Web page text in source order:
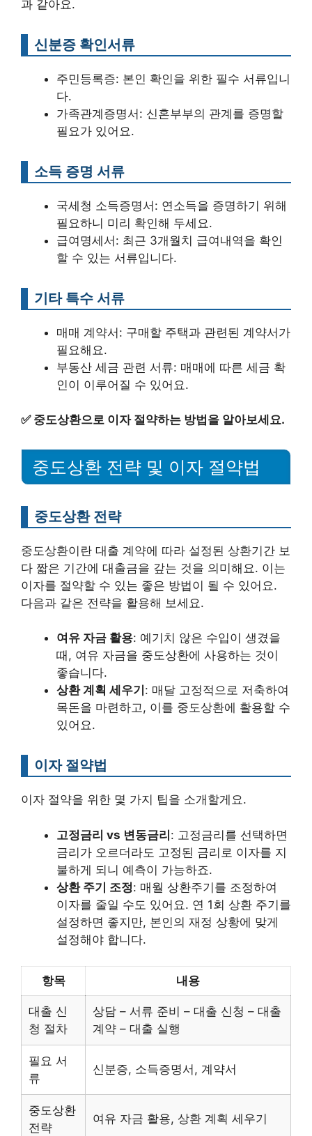
과 같아요.
신분증 확인서류
주민등록증: 본인 확인을 위한 필수 서류입니
다.
가족관계증명서: 신혼부부의 관계를 증명할
필요가 있어요.
소득 증명 서류
국세청 소득증명서: 연소득을 증명하기 위해
필요하니 미리 확인해 두세요.
급여명세서: 최근 3개월치 급여내역을 확인
할 수 있는 서류입니다.
기타 특수 서류
매매 계약서: 구매할 주택과 관련된 계약서가
필요해요.
부동산 세금 관련 서류: 매매에 따른 세금 확
인이 이루어질 수 있어요.
✅ 중도상환으로 이자 절약하는 방법을 알아보세요.
중도상환 전략 및 이자 절약법
중도상환 전략
중도상환이란 대출 계약에 따라 설정된 상환기간 보
다 짧은 기간에 대출금을 갚는 것을 의미해요. 이는
이자를 절약할 수 있는 좋은 방법이 될 수 있어요.
다음과 같은 전략을 활용해 보세요.
여유 자금 활용: 예기치 않은 수입이 생겼을
때, 여유 자금을 중도상환에 사용하는 것이
좋습니다.
상환 계획 세우기 : 매달 고정적으로 저축하여
목돈을 마련하고, 이를 중도상환에 활용할 수
있어요.
이자 절약법
이자 절약을 위한 몇 가지 팁을 소개할게요.
고정금리 vs 변동금리: 고정금리를 선택하면
금리가 오르더라도 고정된 금리로 이자를 지
불하게 되니 예측이 가능하죠.
상환 주기 조정: 매월 상환주기를 조정하여
이자를 줄일 수도 있어요. 연 1회 상환 주기를
설정하면 좋지만, 본인의 재정 상황에 맞게
설정해야 합니다.
항목 내용
대출 신
청 절차
상담 – 서류 준비 – 대출 신청 – 대출
계약 – 대출 실행
필요 서
류
신분증, 소득증명서, 계약서
중도상환
전략
여유 자금 활용, 상환 계획 세우기